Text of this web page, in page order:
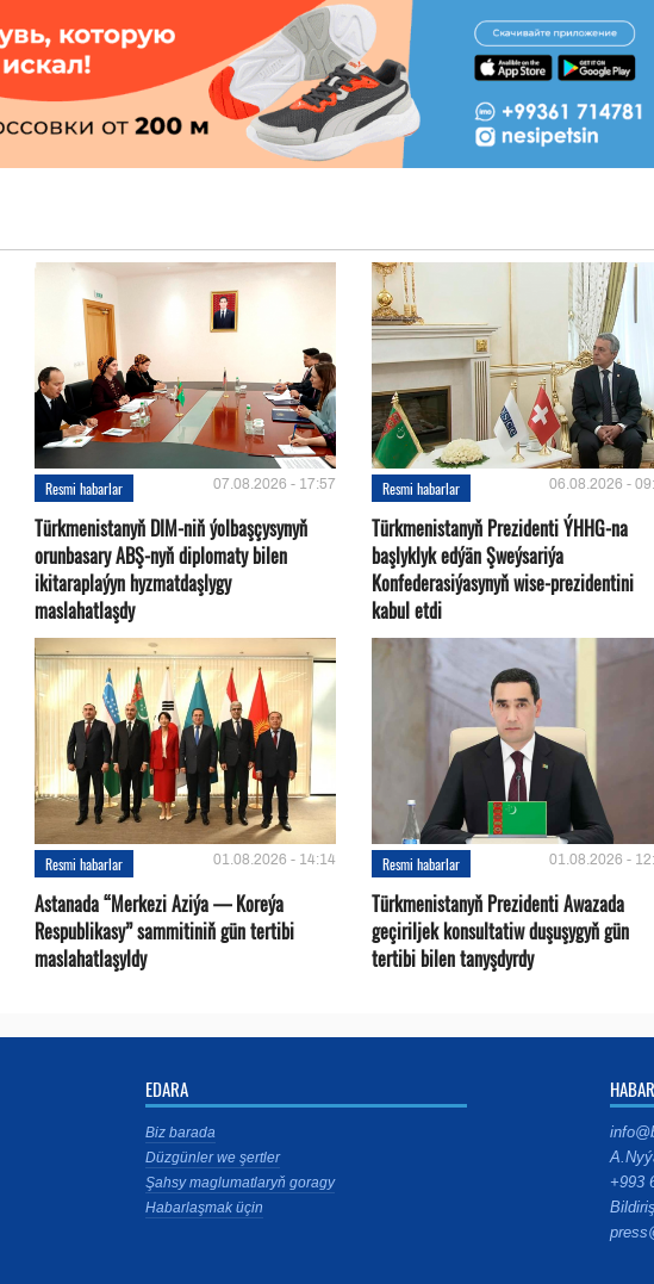
Resmi habarlar 07.08.2026 - 17:57
Türkmenistanyň DIM-niň ýolbaşçysynyň
orunbasary ABŞ-nyň diplomaty bilen
ikitaraplaýyn hyzmatdaşlygy
maslahatlaşdy
Resmi habarlar 06.08.2026 -
Türkmenistanyň Prezidenti ÝHHG-na
başlyklyk edýän Şweýsariýa
Konfederasiýasynyň wise-prezidentini
kabul etdi
Resmi habarlar 01.08.2026 - 14:14
Astanada “Merkezi Aziýa — Koreýa
Respublikasy” sammitiniň gün tertibi
maslahatlaşyldy
Resmi habarlar 01.08.2026 -
Türkmenistanyň Prezidenti Awazada
geçiriljek konsultatiw duşuşygyň gün
tertibi bilen tanyşdyrdy
EDARA
Biz barada
Düzgünler we şertler
Şahsy maglumatlaryň goragy
Habarlaşmak üçin
+993